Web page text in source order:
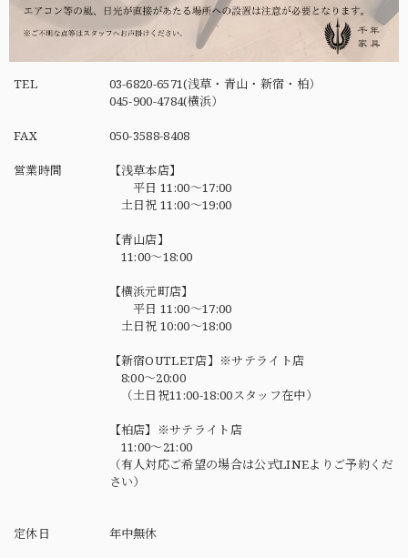
TEL
03-6820-6571(浅草・青山・新宿・柏）
045-900-4784(横浜）
FAX 050-3588-8408
営業時間
【浅草本店】
平日 11:00～17:00
土日祝 11:00～19:00
【青山店】
11:00～18:00
【横浜元町店】
平日 11:00～17:00
土日祝 10:00～18:00
【新宿OUTLET店】※サテライト店
8:00～20:00
（土日祝11:00-18:00スタッフ在中）
【柏店】※サテライト店
11:00～21:00
（有人対応ご希望の場合は公式LINEよりご予約くだ
さい）
定休日 年中無休